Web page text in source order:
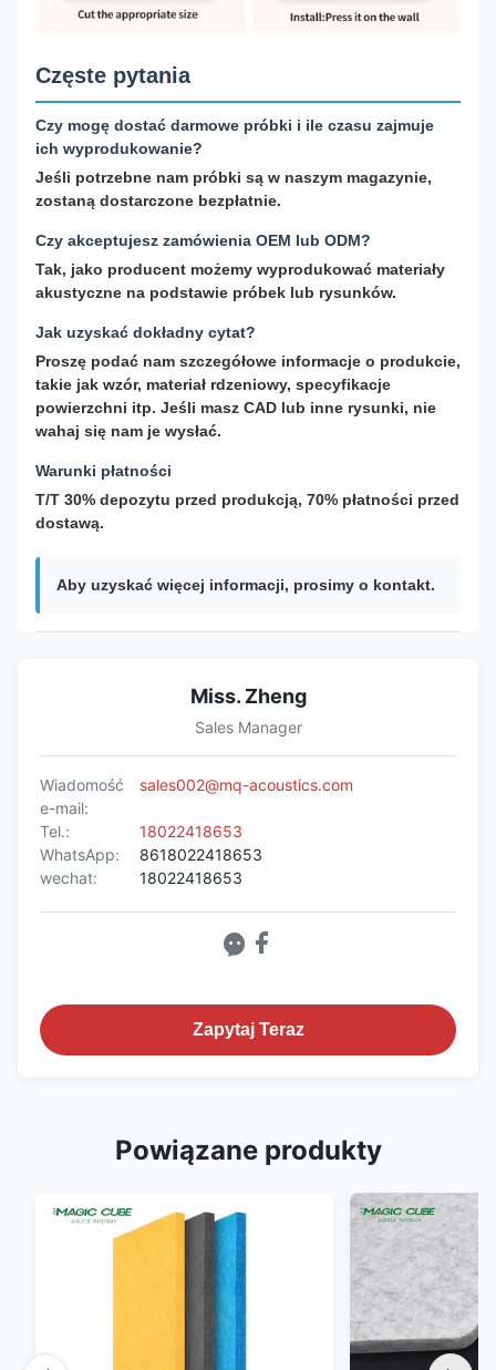
Częste pytania
Czy mogę dostać darmowe próbki i ile czasu zajmuje
ich wyprodukowanie?
Jeśli potrzebne nam próbki są w naszym magazynie,
zostaną dostarczone bezpłatnie.
Czy akceptujesz zamówienia OEM lub ODM?
Tak, jako producent możemy wyprodukować materiały
akustyczne na podstawie próbek lub rysunków.
Jak uzyskać dokładny cytat?
Proszę podać nam szczegółowe informacje o produkcie,
takie jak wzór, materiał rdzeniowy, specyfikacje
powierzchni itp. Jeśli masz CAD lub inne rysunki, nie
wahaj się nam je wysłać.
Warunki płatności
T/T 30% depozytu przed produkcją, 70% płatności przed
dostawą.
Aby uzyskać więcej informacji, prosimy o kontakt.
Miss. Zheng
Sales Manager
Wiadomość
e-mail:
sales002@mq-acoustics.com
Tel.:
18022418653
WhatsApp:
8618022418653
wechat:
18022418653
Zapytaj Teraz
Powiązane produkty